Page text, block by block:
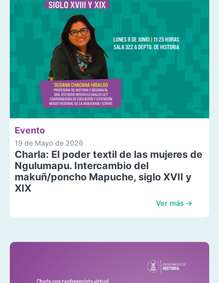
Evento
19 de Mayo de 2026
Charla: El poder textil de las mujeres de
Ngulumapu. Intercambio del
makuñ/poncho Mapuche, siglo XVII y
XIX
Ver más →